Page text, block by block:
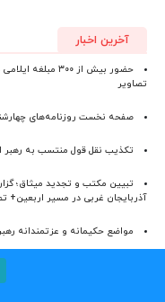
آخرین اخبار
حضور بیش از ۳۰۰
تصاویر
صفحه نخست روزنامه‌های چهارشنبه ۱۴ مردادماه
تکذیب نقل قول منتسب به رهبر
تبیین مکتب و تجدید میثاق؛
آذربایجان‌ غربی در مسیر اربعین+
مواضع حکیمانه و عزتمندانه